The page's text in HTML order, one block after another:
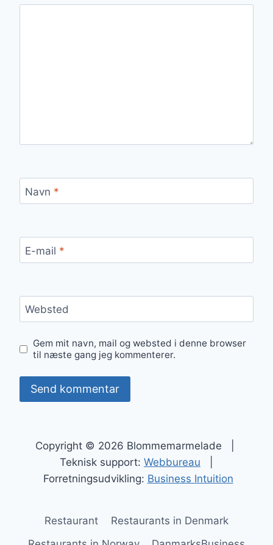
Navn *
E-mail *
Websted
Gem mit navn, mail og websted i denne browser
til næste gang jeg kommenterer.
Copyright © 2026 Blommemarmelade |
Teknisk support: Webbureau
Forretningsudvikling: Business Intuition
Restaurant
Restaurants in Denmark